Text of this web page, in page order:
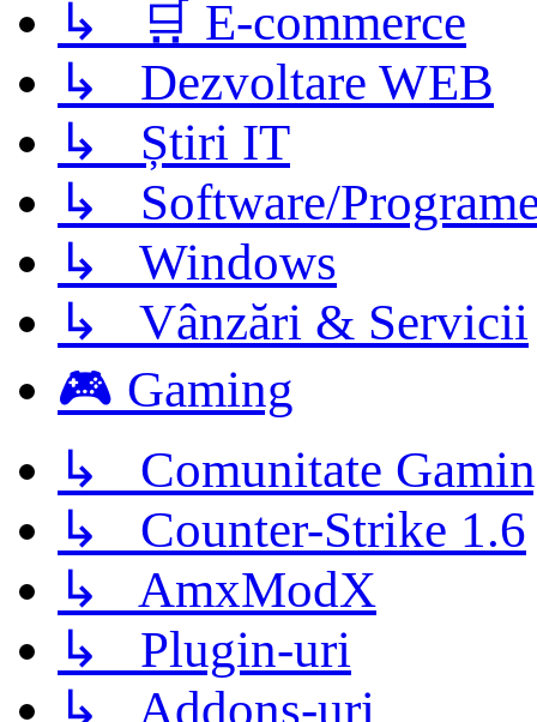
↳ 🛒 E-commerce
↳ Dezvoltare WEB
↳ Știri IT
↳ Software/
↳ Windows
↳ Vânzări & Servicii
🎮 Gaming
↳ Comunitate
↳ Counter-Strike 1.6
↳ AmxModX
↳ Plugin-uri
↳ Addons-uri